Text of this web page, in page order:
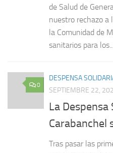
de Salud de
nuestro rechazo a
la Comunidad de
sanitarios para
0
DESPENSA
SEPTIEMBRE 22,
La Despensa
Carabanchel
Tras pasar las